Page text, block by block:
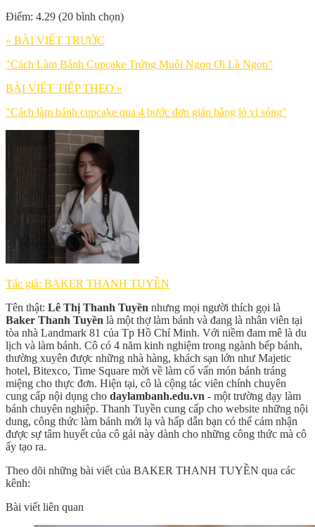
Điểm: 4.29 (20 bình chọn)
« BÀI VIẾT TRƯỚC
"Cách Làm Bánh Cupcake Trứng Muối Ngon Ơi Là Ngon"
BÀI VIẾT TIẾP THEO »
"Cách làm bánh cupcake qua 4 bước đơn giản bằng lò vi sóng"
Tác giả: BAKER THANH TUYỀN
Tên thật: Lê Thị Thanh Tuyền nhưng mọi người thích gọi là
Baker Thanh Tuyền là một thợ làm bánh và đang là nhân viên tại
tòa nhà Landmark 81 của Tp Hồ Chí Minh. Với niềm đam mê là du
lịch và làm bánh. Cô có 4 năm kinh nghiệm trong ngành bếp bánh,
thường xuyên được những nhà hàng, khách sạn lớn như Majetic
hotel, Bitexco, Time Square mời về làm cố vấn món bánh tráng
miệng cho thực đơn. Hiện tại, cô là cộng tác viên chính chuyên
cung cấp nội dụng cho daylambanh.edu.vn - một trường dạy làm
bánh chuyên nghiệp. Thanh Tuyền cung cấp cho website những nội
dung, công thức làm bánh mới lạ và hấp dẫn bạn có thể cảm nhận
được sự tâm huyết của cô gái này dành cho những công thức mà cô
ấy tạo ra.
Theo dõi những bài viết của BAKER THANH TUYỀN qua các
kênh:
Bài viết liên quan